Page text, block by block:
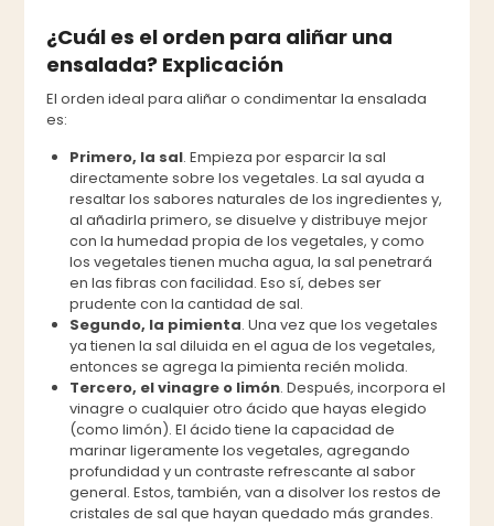
¿Cuál es el orden para aliñar una
ensalada? Explicación
El orden ideal para aliñar o condimentar la ensalada
es:
Primero, la sal. Empieza por esparcir la sal
directamente sobre los vegetales. La sal ayuda a
resaltar los sabores naturales de los ingredientes y,
al añadirla primero, se disuelve y distribuye mejor
con la humedad propia de los vegetales, y como
los vegetales tienen mucha agua, la sal penetrará
en las fibras con facilidad. Eso sí, debes ser
prudente con la cantidad de sal.
Segundo, la pimienta. Una vez que los vegetales
ya tienen la sal diluida en el agua de los vegetales,
entonces se agrega la pimienta recién molida.
Tercero, el vinagre o limón. Después, incorpora el
vinagre o cualquier otro ácido que hayas elegido
(como limón). El ácido tiene la capacidad de
marinar ligeramente los vegetales, agregando
profundidad y un contraste refrescante al sabor
general. Estos, también, van a disolver los restos de
cristales de sal que hayan quedado más grandes.